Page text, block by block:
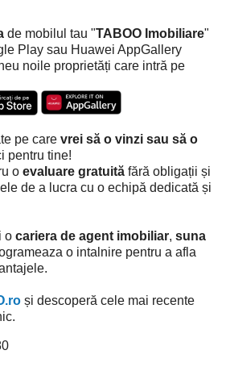
de mobilul tau "TABOO Imobiliare"
Play sau Huawei AppGallery
noile proprietăți care intră pe
pe care vrei să o vinzi sau să o
pentru tine!
o evaluare gratuită fără obligații și
de a lucra cu o echipă dedicată și
o cariera de agent imobiliar, suna
o intalnire pentru a afla
și descoperă cele mai recente